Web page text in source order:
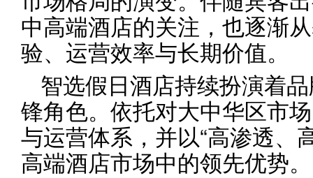
中高端酒店的关注，也逐渐
验、运营效率与长期价值。
智选假日酒店持续扮演着
锋角色。依托对大中华区市
与运营体系，并以“高渗透、
高端酒店市场中的领先优势。